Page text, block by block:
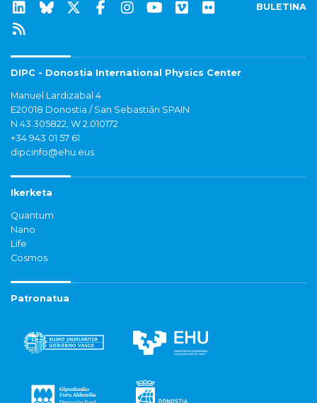
BULETINA
DIPC - Donostia International Physics Center
Manuel Lardizabal 4
E20018 Donostia / San Sebastián SPAIN
N 43.305822, W 2.010172
+34 943 01 57 61
dipcinfo@ehu.eus
Ikerketa
Quantum
Nano
Life
Cosmos
Patronatua